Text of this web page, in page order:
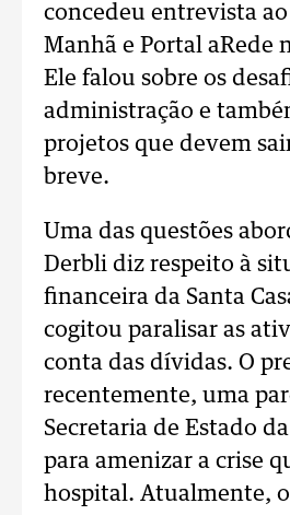
concedeu entrevista
Manhã e Portal aRede
Ele falou sobre os
administração e
projetos que devem
breve.
Uma das questões
Derbli diz respeito à
financeira da Santa
cogitou paralisar as
conta das dívidas. O
recentemente, uma
Secretaria de Estado da
para amenizar a crise
hospital. Atualmente,